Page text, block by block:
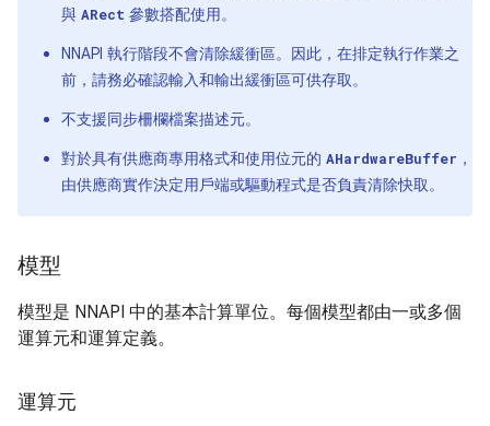
與 ARect 參數搭配使用。
NNAPI 執行階段不會清除緩衝區。因此，在排定執行作業之
前，請務必確認輸入和輸出緩衝區可供存取。
不支援同步柵欄檔案描述元。
對於具有供應商專用格式和使用位元的 AHardwareBuffer ，
由供應商實作決定用戶端或驅動程式是否負責清除快取。
模型
模型是 NNAPI 中的基本計算單位。每個模型都由一或多個
運算元和運算定義。
運算元